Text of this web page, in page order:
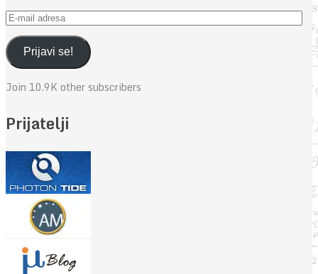
E-
mail
adresaPrijavi se!
Join 10.9K other subscribers
Prijatelji